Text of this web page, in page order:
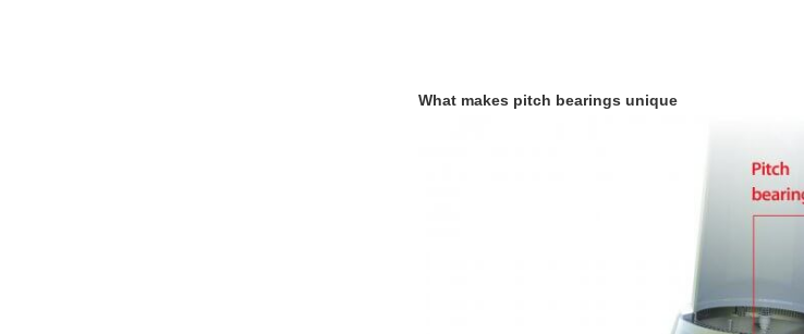
What makes pitch bearings unique